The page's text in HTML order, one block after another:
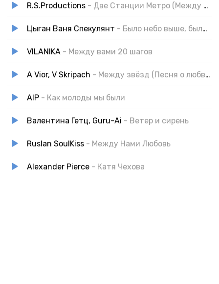
R.S.Productions - Две Станции Метро (Между Мною и Тобой)
Цыган Ваня Спекулянт - Было небо выше, были звёзды ярче
VILANIKA - Между вами 20 шагов
A Vior, V Skripach - Между звёзд (Песня о любви)
AIP - Как молоды мы были
Валентина Гетц, Guru-Ai - Ветер и сирень
Ruslan SoulKiss - Между Нами Любовь
Alexander Pierce - Катя Чехова